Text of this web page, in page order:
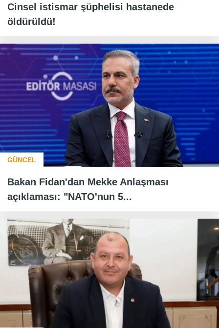
Cinsel istismar şüphelisi hastanede
öldürüldü!
GÜNCEL
Bakan Fidan'dan Mekke Anlaşması
açıklaması: "NATO'nun 5...